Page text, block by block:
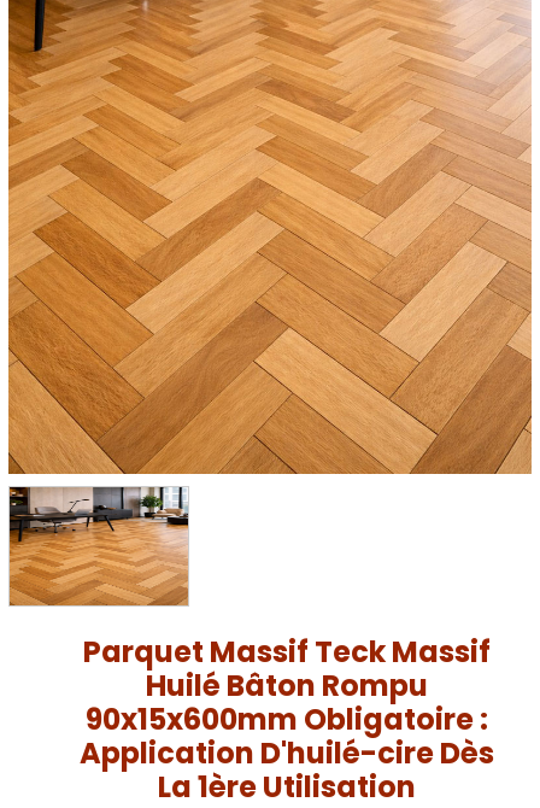
Parquet Massif Teck Massif
Huilé Bâton Rompu
90x15x600mm Obligatoire :
Application D'huilé-cire Dès
La 1ère Utilisation